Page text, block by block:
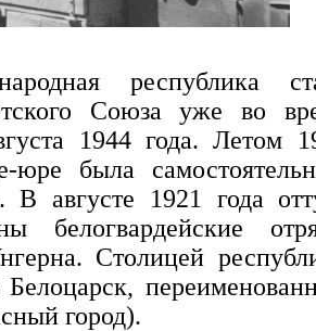
республика
Союза уже во
1944 года. Летом
юре была
В августе 1921 года
белогвардейские
Столицей
город).